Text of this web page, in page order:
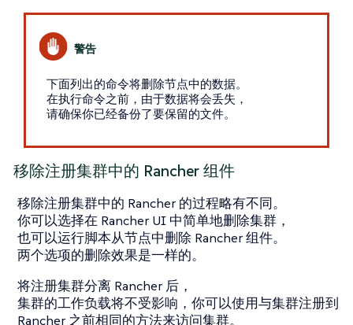
下面列出的命令将删除节点中的数据。
在执行命令之前，由于数据将会丢失，
请确保你已经备份了要保留的文件。
移除注册集群中的 Rancher 组件
移除注册集群中的 Rancher 的过程略有不同。
你可以选择在 Rancher UI 中简单地删除集群，
也可以运行脚本从节点中删除 Rancher 组件。
两个选项的删除效果是一样的。
将注册集群分离 Rancher 后，
集群的工作负载将不受影响，你可以使用与集群注册到
Rancher 之前相同的方法来访问集群。